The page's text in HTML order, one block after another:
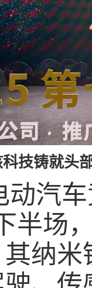
技铸就头
动汽
半场
纳